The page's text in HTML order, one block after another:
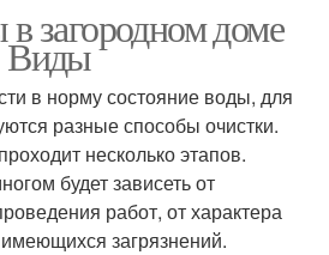
Дом до состояния
Воды из скважин
загородном доме
Виды
в норму состояние воды, для
разные способы очистки.
несколько этапов.
будет зависеть от
работ, от характера
загрязнений.